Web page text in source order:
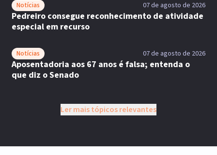
Notícias 07 de agosto de 2026
Pedreiro consegue reconhecimento de atividade
especial em recurso
Notícias 07 de agosto de 2026
Aposentadoria aos 67 anos é falsa; entenda o
que diz o Senado
Ler mais tópicos relevantes